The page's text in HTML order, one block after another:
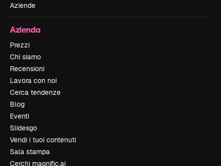
Aziende
Azienda
Prezzi
Chi siamo
Recensioni
Lavora con noi
Cerca tendenze
Blog
Eventi
Slidesgo
Vendi i tuoi contenuti
Sala stampa
Cerchi magnific.ai